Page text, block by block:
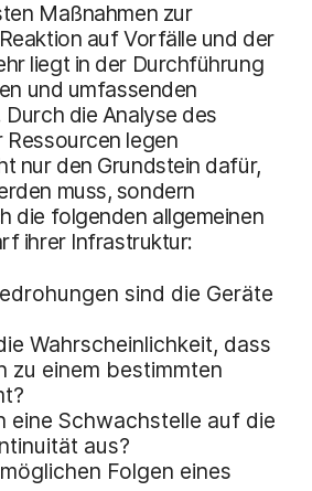
Maßnahmen zur
auf Vorfälle und der
liegt in der Durchführung
und umfassenden
die Analyse des
legen
nur den Grundstein dafür,
muss, sondern
die folgenden allgemeinen
ihrer Infrastruktur:
sind die Geräte
Wahrscheinlichkeit, dass
zu einem bestimmten
eine Schwachstelle auf die
aus?
Folgen eines